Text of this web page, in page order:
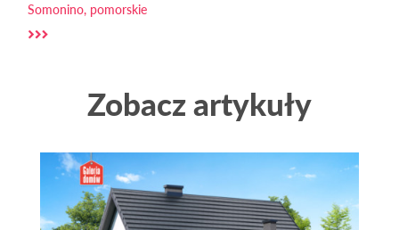
Somonino, pomorskie
Zobacz artykuły